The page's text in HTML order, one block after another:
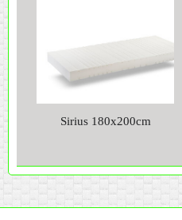
Sirius 180x200cm